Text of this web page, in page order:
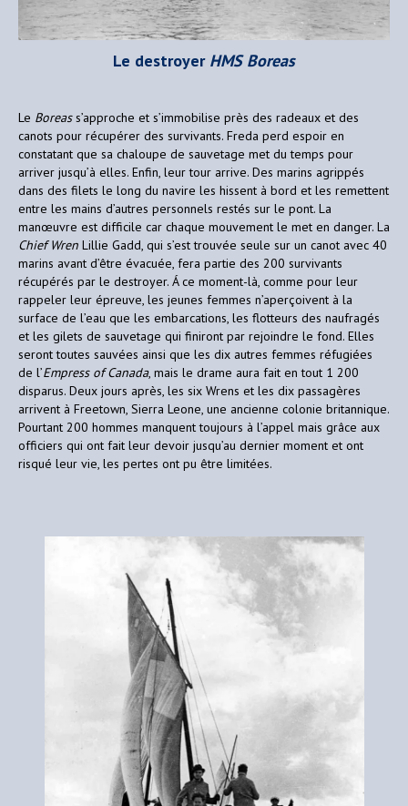
Le destroyer HMSBoreas
Le Boreass’approche et s’immobilise près des radeaux et des
canots pour récupérer des survivants. Freda perd espoir en
constatant que sa chaloupe de sauvetage met du temps pour
arriver jusqu’à elles. Enfin, leur tour arrive. Des marins agrippés
dans des filets le long du navire les hissent à bord et les remettent
entre les mains d’autres personnels restés sur le pont. La
manœuvre est difficile car chaque mouvement le met en danger. La
Chief Wren Lillie Gadd, qui s’est trouvée seule sur un canot avec 40
marins avant d’être évacuée, fera partie des 200 survivants
récupérés par le destroyer. Á ce moment-là, comme pour leur
rappeler leur épreuve, les jeunes femmes n’aperçoivent à la
surface de l’eau que les embarcations, les flotteurs des naufragés
et les gilets de sauvetage qui finiront par rejoindre le fond. Elles
seront toutes sauvées ainsi que les dix autres femmes réfugiées
de l’Empress of Canada, mais le drame aura fait en tout 1 200
disparus. Deux jours après, les six Wrens et les dix passagères
arrivent à Freetown, Sierra Leone, une ancienne colonie britannique.
Pourtant 200 hommes manquent toujours à l’appel mais grâce aux
officiers qui ont fait leur devoir jusqu’au dernier moment et ont
risqué leur vie, les pertes ont pu être limitées.